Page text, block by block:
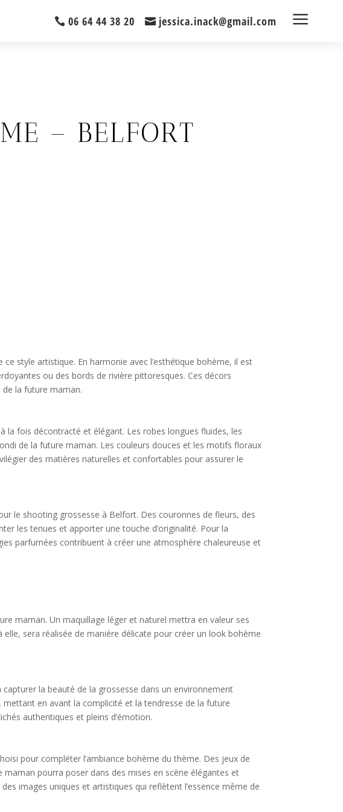
06 64 44 38 20 jessica.inack@gmail.com a
– BELFORT
style artistique. En harmonie avec l’esthétique bohème, il est
ou des bords de rivière pittoresques. Ces décors
la future maman.
fois décontracté et élégant. Les robes longues fluides, les
de la future maman. Les couleurs douces et les motifs floraux
des matières naturelles et confortables pour assurer le
le shooting grossesse à Belfort. Des couronnes de fleurs, des
les tenues et apporter une touche d’originalité. Pour la
parfumées contribuent à créer une atmosphère chaleureuse et
maman. Un maquillage léger et naturel mettra en valeur ses
sera réalisée de manière délicate pour créer un look bohème
la beauté de la grossesse dans un environnement
en avant la complicité et la tendresse de la future
authentiques et pleins d’émotion.
pour compléter l’ambiance bohème du thème. Des jeux de
pourra poser dans des mises en scène élégantes et
images uniques et artistiques qui reflètent l’essence même de